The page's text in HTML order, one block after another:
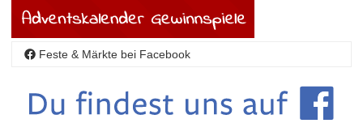
Feste & Märkte bei Facebook